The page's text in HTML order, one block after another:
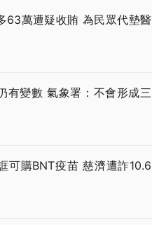
63萬遭疑收賄 為民眾代墊醫
有變數 氣象署：不會形成三
可購BNT疫苗 慈濟遭詐10.6